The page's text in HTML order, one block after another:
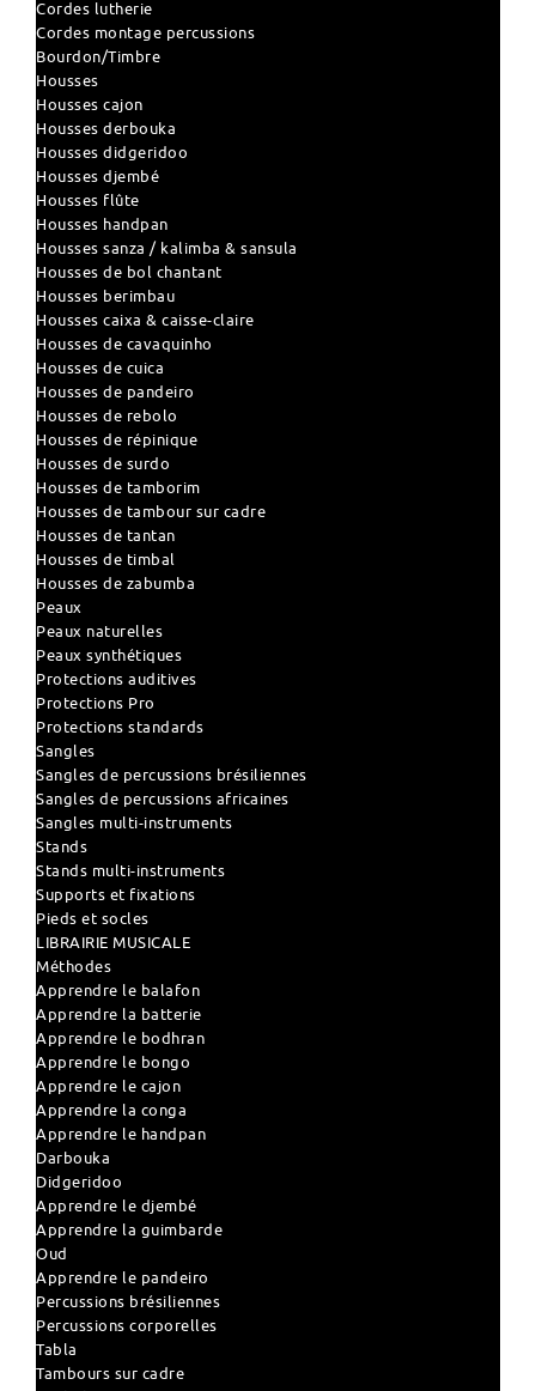
Cordes lutherie
Cordes montage percussions
Bourdon/Timbre
Housses
Housses cajon
Housses derbouka
Housses didgeridoo
Housses djembé
Housses flûte
Housses handpan
Housses sanza / kalimba & sansula
Housses de bol chantant
Housses berimbau
Housses caixa & caisse-claire
Housses de cavaquinho
Housses de cuica
Housses de pandeiro
Housses de rebolo
Housses de répinique
Housses de surdo
Housses de tamborim
Housses de tambour sur cadre
Housses de tantan
Housses de timbal
Housses de zabumba
Peaux
Peaux naturelles
Peaux synthétiques
Protections auditives
Protections Pro
Protections standards
Sangles
Sangles de percussions brésiliennes
Sangles de percussions africaines
Sangles multi-instruments
Stands
Stands multi-instruments
Supports et fixations
Pieds et socles
LIBRAIRIE MUSICALE
Méthodes
Apprendre le balafon
Apprendre la batterie
Apprendre le bodhran
Apprendre le bongo
Apprendre le cajon
Apprendre la conga
Apprendre le handpan
Darbouka
Didgeridoo
Apprendre le djembé
Apprendre la guimbarde
Oud
Apprendre le pandeiro
Percussions brésiliennes
Percussions corporelles
Tabla
Tambours sur cadre